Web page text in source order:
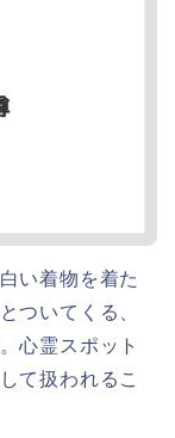
い着物を着た
ついてくる、
心霊スポット
て扱われるこ